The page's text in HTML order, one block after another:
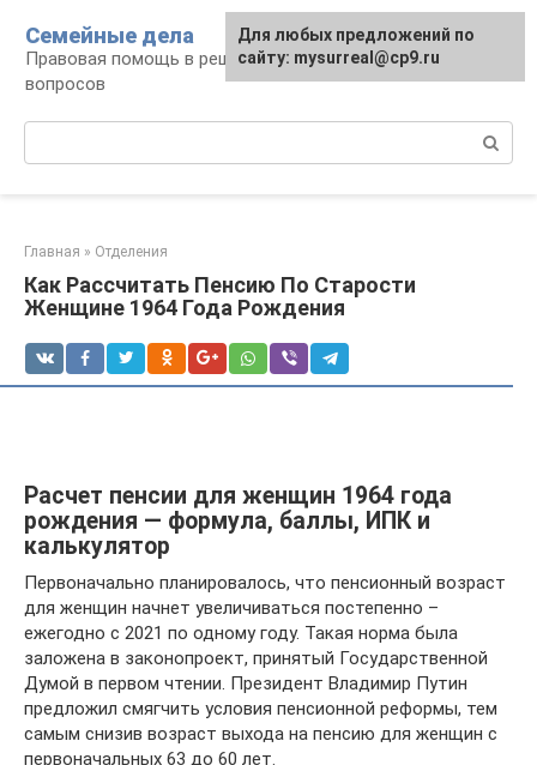
контенту
Семейные дела
Правовая помощь в решении семейных
вопросов
Главная » Отделения
Как Рассчитать Пенсию По Старости
Женщине 1964 Года Рождения
Расчет пенсии для женщин 1964 года
рождения — формула, баллы, ИПК и
калькулятор
Первоначально планировалось, что пенсионный возраст
для женщин начнет увеличиваться постепенно –
ежегодно с 2021 по одному году. Такая норма была
заложена в законопроект, принятый Государственной
Думой в первом чтении. Президент Владимир Путин
предложил смягчить условия пенсионной реформы, тем
самым снизив возраст выхода на пенсию для женщин с
первоначальных 63 до 60 лет.
Для любых предложений по
сайту: mysurreal@cp9.ru